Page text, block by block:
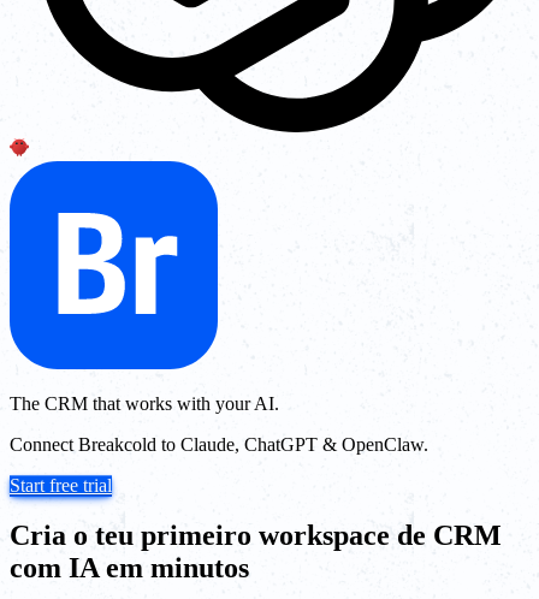
The CRM that works with your AI.
Connect Breakcold to Claude, ChatGPT & OpenClaw.
Start free trial
Cria o teu primeiro workspace de CRM
com IA em minutos